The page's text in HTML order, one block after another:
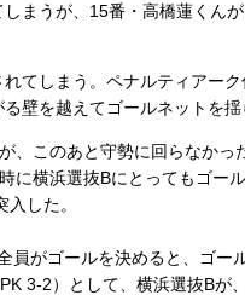
まうが、15番・高橋蓮くん
てしまう。ペナルティアー
壁を越えてゴールネットを揺
、このあと守勢に回らなかっ
に横浜選抜Bにとってもゴー
した。
がゴールを決めると、ゴー
3-2）として、横浜選抜Bが